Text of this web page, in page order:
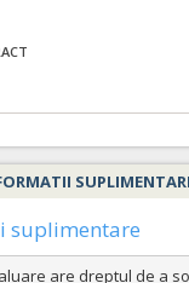
suplimentare
are dreptul de a